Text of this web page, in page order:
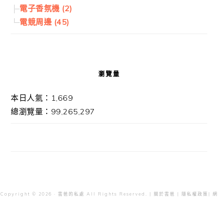
電子香氛機 (2)
電競周邊 (45)
瀏覽量
本日人氣：1,669
總瀏覽量：99,265,297
Copyright © 2026 · 雲爸的私處 All Rights Reserved. | 關於雲爸 | 隱私權政策 | 網